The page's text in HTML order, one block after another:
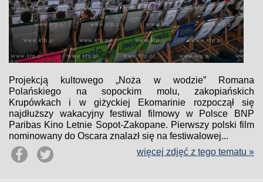
Projekcją kultowego „Noża w wodzie” Romana
Polańskiego na sopockim molu, zakopiańskich
Krupówkach i w giżyckiej Ekomarinie rozpoczął się
najdłuższy wakacyjny festiwal filmowy w Polsce BNP
Paribas Kino Letnie Sopot-Zakopane. Pierwszy polski film
nominowany do Oscara znalazł się na festiwalowej...
więcej zdjęć z tego tematu »